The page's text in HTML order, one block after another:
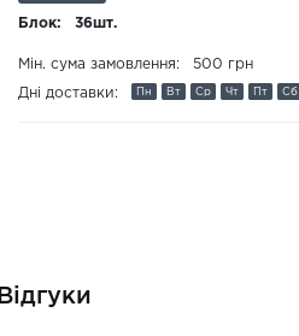
Блок: 36шт.
Дні доставки: Пн Вт Ср Чт Пт Сб
Мін. сума замовлення: 500 грн
Відгуки